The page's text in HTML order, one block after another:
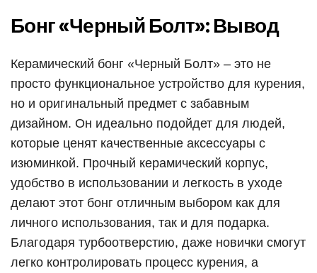
Бонг «Черный Болт»: Вывод
Керамический бонг «Черный Болт» – это не
просто функциональное устройство для курения,
но и оригинальный предмет с забавным
дизайном. Он идеально подойдет для людей,
которые ценят качественные аксессуары с
изюминкой. Прочный керамический корпус,
удобство в использовании и легкость в уходе
делают этот бонг отличным выбором как для
личного использования, так и для подарка.
Благодаря турбоотверстию, даже новички смогут
легко контролировать процесс курения, а